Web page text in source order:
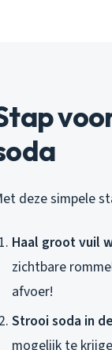
deze simpele
Haal groot vuil
zichtbare
afvoer!
Strooi soda in
mogelijk te